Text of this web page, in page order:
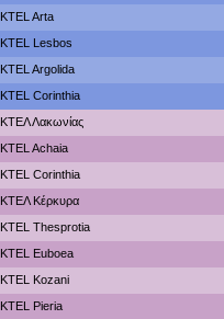
KTEL Arta
KTEL Lesbos
KTEL Argolida
KTEL Corinthia
ΚΤΕΛ Λακωνίας
KTEL Achaia
KTEL Corinthia
ΚΤΕΛ Κέρκυρα
KTEL Thesprotia
ΚΤΕL Euboea
ΚΤΕL Kozani
KTEL Pieria